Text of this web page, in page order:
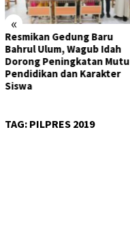
«
Resmikan Gedung Baru
Bahrul Ulum, Wagub Idah
Dorong Peningkatan Mutu
Pendidikan dan Karakter
Siswa
TAG: PILPRES 2019